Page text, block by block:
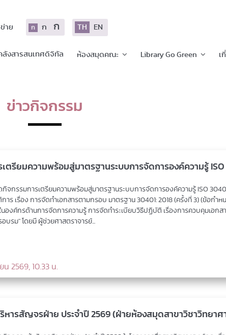
าย ก ก ก TH EN
ลังสารสนเทศดิจิทัล ห้องสมุดคณะ Library Go Green เ
ข่าวกิจกรรม
ตรียมความพร้อมสู่มาตรฐานระบบการจัดการองค์ความรู้ ISO
จกรรมการเตรียมความพร้อมสู่มาตรฐานระบบการจัดการองค์ความรู้ ISO
าร เรื่อง การจัดทำเอกสารตามกรอบ มาตรฐาน 30401: 2018 (ครั้งที่ 3) (ข้อกำห
นองค์กรด้านการจัดการความรู้ การจัดทำระเบียบวิธีปฏิบัติ เรื่องการควบคุมเอกส
บรม" โดยมี ผู้ช่วยศาสตราจารย์...
น 2569, 10.33 น.
หารสัญจรฝ่าย ประจำปี 2569 (ฝ่ายห้องสมุดสาขาวิชาวิทยา